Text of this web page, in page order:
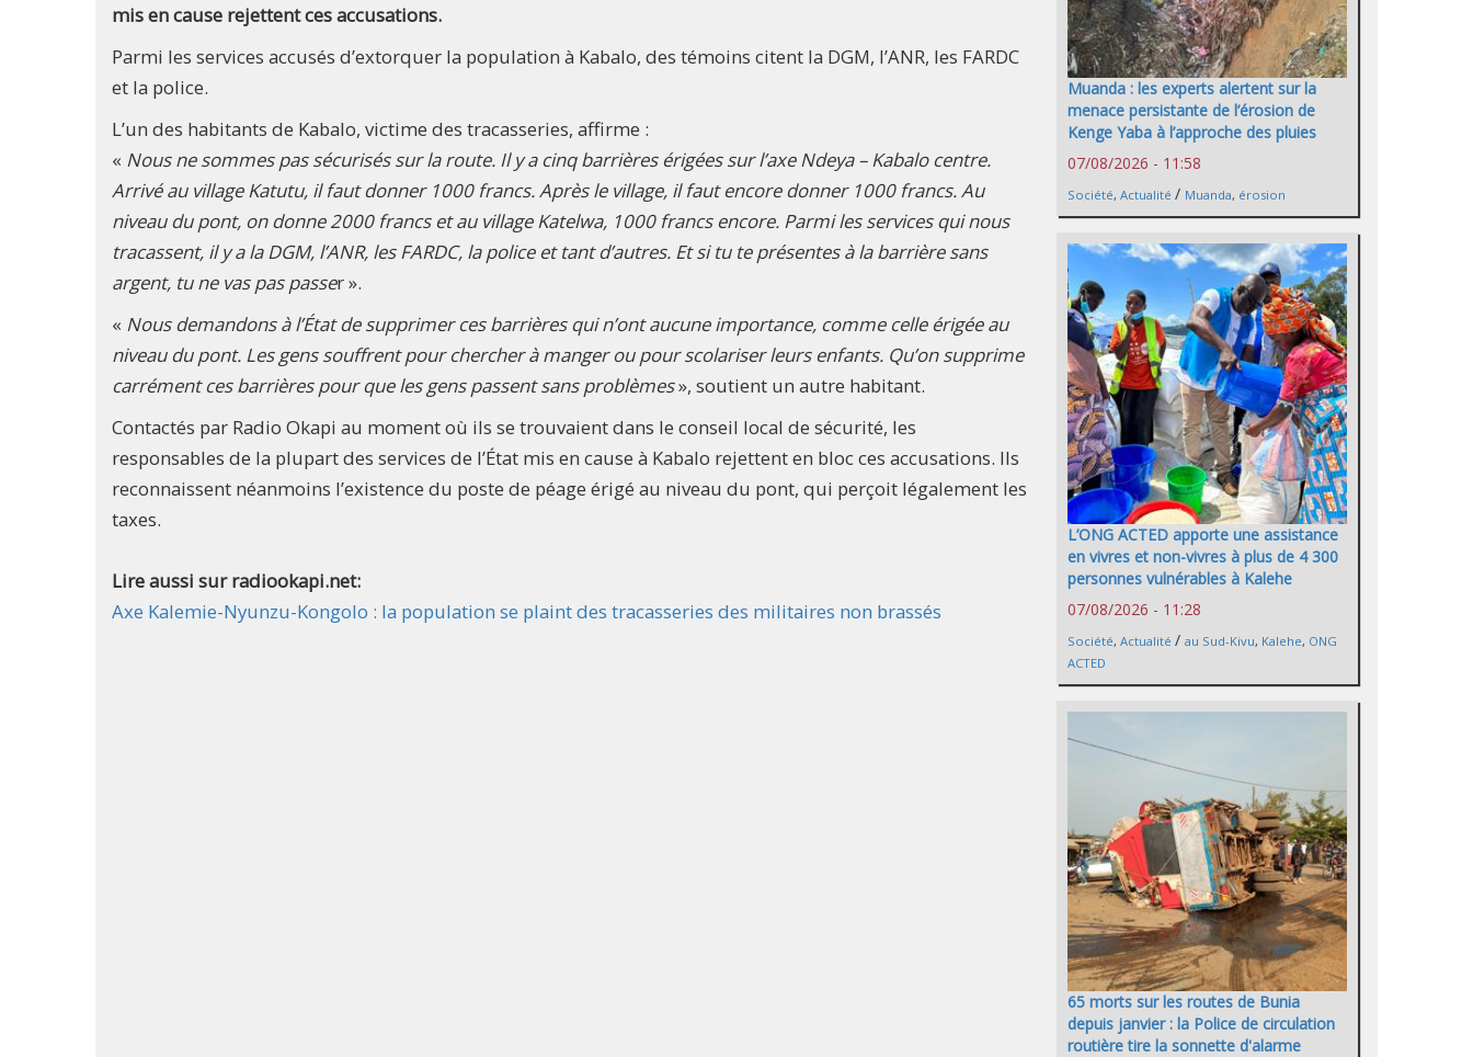
mis en cause rejettent ces accusations.
Parmi les services accusés d’extorquer la population à Kabalo, des témoins citent la DGM, l’ANR, les FARDC
et la police.
L’un des habitants de Kabalo, victime des tracasseries, affirme :
« Nous ne sommes pas sécurisés sur la route. Il y a cinq barrières érigées sur l’axe Ndeya – Kabalo centre.
Arrivé au village Katutu, il faut donner 1000 francs. Après le village, il faut encore donner 1000 francs. Au
niveau du pont, on donne 2000 francs et au village Katelwa, 1000 francs encore. Parmi les services qui nous
tracassent, il y a la DGM, l’ANR, les FARDC, la police et tant d’autres. Et si tu te présentes à la barrière sans
argent, tu ne vas pas passer ».
« Nous demandons à l’État de supprimer ces barrières qui n’ont aucune importance, comme celle érigée au
niveau du pont. Les gens souffrent pour chercher à manger ou pour scolariser leurs enfants. Qu’on supprime
carrément ces barrières pour que les gens passent sans problèmes», soutient un autre habitant.
Contactés par Radio Okapi au moment où ils se trouvaient dans le conseil local de sécurité, les
responsables de la plupart des services de l’État mis en cause à Kabalo rejettent en bloc ces accusations. Ils
reconnaissent néanmoins l’existence du poste de péage érigé au niveau du pont, qui perçoit légalement les
taxes.
Lire aussi sur radiookapi.net:
Axe Kalemie-Nyunzu-Kongolo : la population se plaint des tracasseries des militaires non brassés
Muanda : les experts alertent sur la
menace persistante de l’érosion de
Kenge Yaba à l’approche des pluies
07/08/2026 - 11:58
Société, Actualité / Muanda, érosion
L’ONG ACTED apporte une assistance
en vivres et non-vivres à plus de 4 300
personnes vulnérables à Kalehe
07/08/2026 - 11:28
Société, Actualité / au Sud-Kivu, Kalehe, ONG
ACTED
65 morts sur les routes de Bunia
depuis janvier : la Police de circulation
routière tire la sonnette d'alarme